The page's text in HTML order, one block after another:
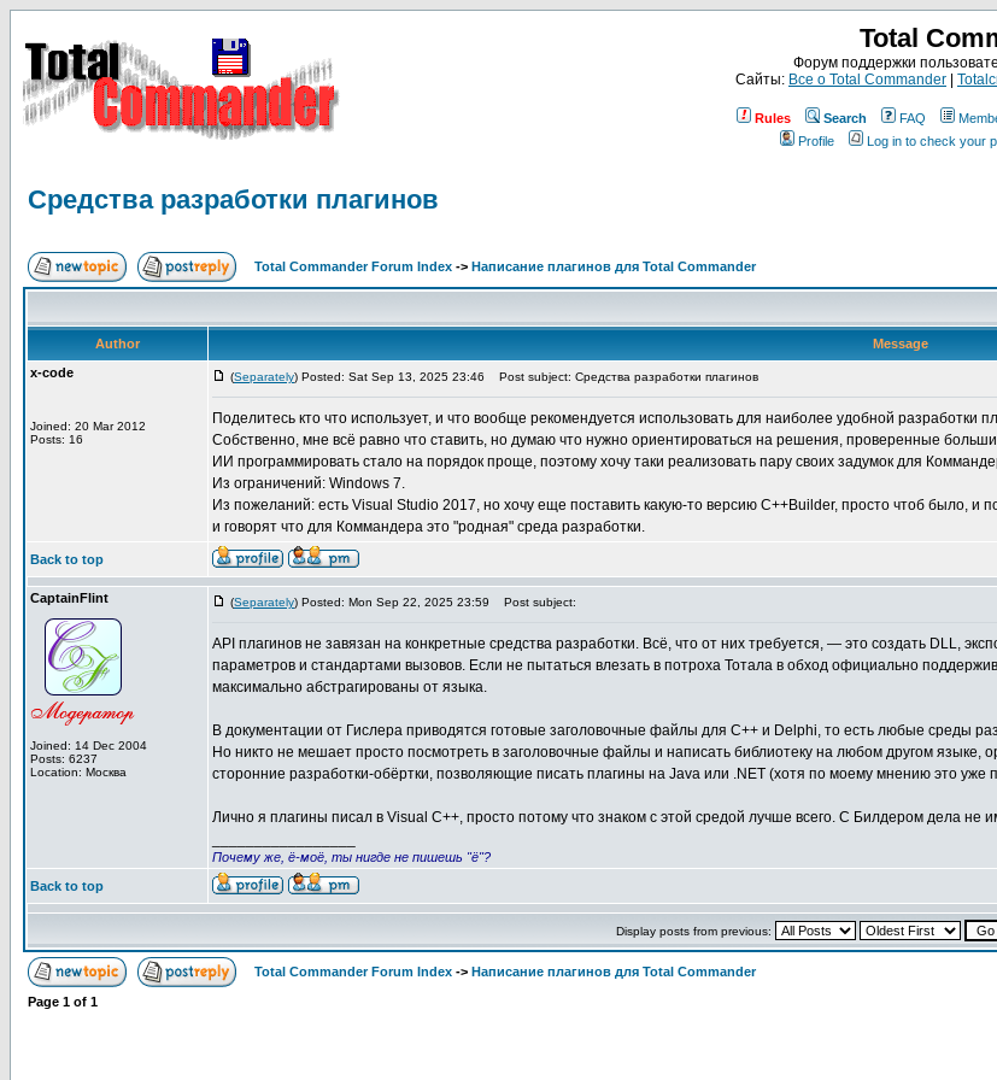
Total
Форум поддержки
Сайты: Все о Total Commander
Rules Search FAQ
Profile
Log in to check your
Средства разработки плагинов
Total Commander Forum Index -> Написание плагинов для Total Commander
Author
Message
x-code
Joined: 20 Mar 2012
Posts: 16
(Separately) Posted: Sat Sep 13, 2025 23:46 Post subject: Средства разработки плагинов
Поделитесь кто что использует, и что вообще рекомендуется использовать для наиболее удобной разработки
Собственно, мне всё равно что ставить, но думаю что нужно ориентироваться на решения, проверенные
ИИ программировать стало на порядок проще, поэтому хочу таки реализовать пару своих задумок для
Из ограничений: Windows 7.
Из пожеланий: есть Visual Studio 2017, но хочу еще поставить какую-то версию C++Builder, просто чтоб было, и
и говорят что для Коммандера это "родная" среда разработки.
Back to top
CaptainFlint
Joined: 14 Dec 2004
Posts: 6237
Location: Москва
(Separately) Posted: Mon Sep 22, 2025 23:59 Post subject:
API плагинов не завязан на конкретные средства разработки. Всё, что от них требуется, — это создать DLL,
параметров и стандартами вызовов. Если не пытаться влезать в потроха Тотала в обход официально
максимально абстрагированы от языка.
В документации от Гислера приводятся готовые заголовочные файлы для C++ и Delphi, то есть любые среды
Но никто не мешает просто посмотреть в заголовочные файлы и написать библиотеку на любом другом языке,
сторонние разработки-обёртки, позволяющие писать плагины на Java или .NET (хотя по моему мнению это уже
Лично я плагины писал в Visual C++, просто потому что знаком с этой средой лучше всего. С Билдером дела не
Почему же, ё-моё, ты нигде не пишешь "ё"?
Back to top
Display posts from previous:
Total Commander Forum Index -> Написание плагинов для Total Commander
Page 1 of 1